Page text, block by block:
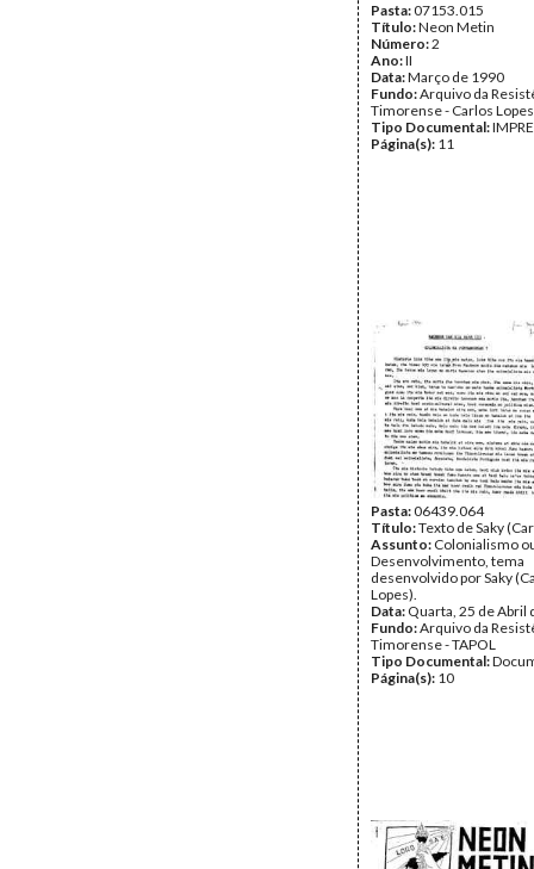
Pasta:07153.015
Título:Neon Metin
Número:2
Ano:II
Data:Março de 1990
Fundo:Arquivo da
Timorense - Carlos Lopes
Tipo Documental:
Página(s): 11
Pasta:06439.064
Título:Texto de Saky
Assunto: Colonialismo
Desenvolvimento, tema
desenvolvido por Saky
Lopes).
Data: Quarta, 25 de Abril
Fundo:Arquivo da
Timorense - TAPOL
Tipo Documental:
Página(s): 10